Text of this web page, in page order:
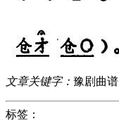
文章关键字： 豫剧曲谱
标签：